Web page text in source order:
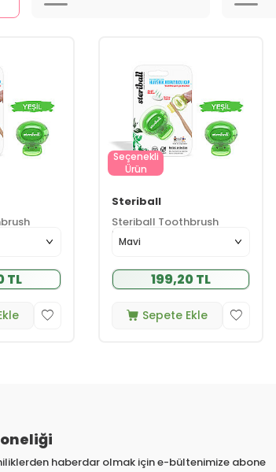
TL
Seçenekli
Ürün
Steriball
Steriball Toothbrush
Protector
199,20 TL
Sepete Ekle
haberdar olmak için e-bültenimize abone